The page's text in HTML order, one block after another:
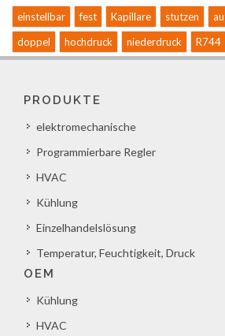
einstellbar fest Kapillare stutzen
doppel
hochdruck niederdruck R744
PRODUKTE
elektromechanische
Programmierbare Regler
HVAC
Kühlung
Einzelhandelslösung
Temperatur, Feuchtigkeit, Druck
OEM
Kühlung
HVAC